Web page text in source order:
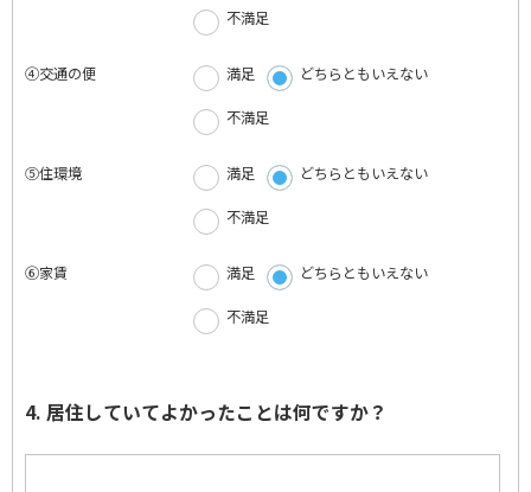
不満足
④交通の便 満足 どちらともいえない
不満足
⑤住環境 満足 どちらともいえない
不満足
⑥家賃 満足 どちらともいえない
不満足
4. 居住していてよかったことは何ですか？